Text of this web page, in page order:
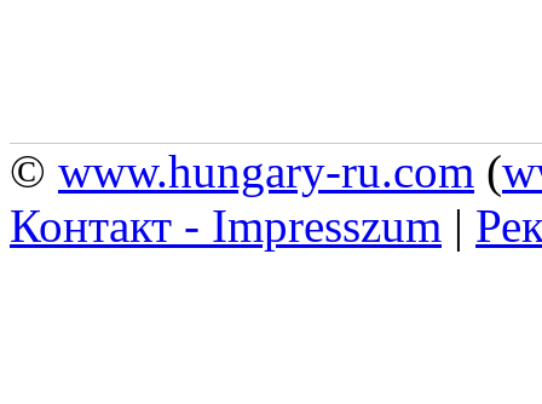
© www.hungary-ru.com (
Контакт - Impresszum |